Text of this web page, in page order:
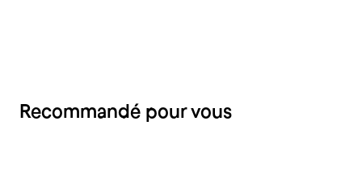
Recommandé pour vous